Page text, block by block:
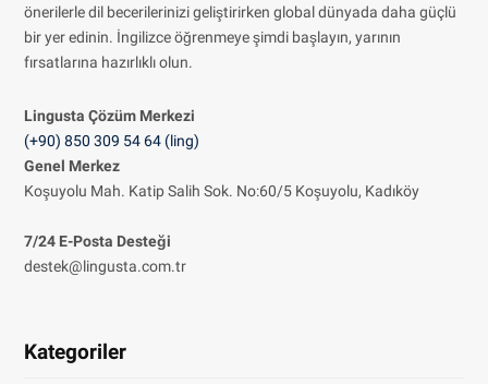
önerilerle dil becerilerinizi geliştirirken global dünyada daha güçlü
bir yer edinin. İngilizce öğrenmeye şimdi başlayın, yarının
fırsatlarına hazırlıklı olun.
Lingusta Çözüm Merkezi
(+90) 850 309 54 64 (ling)
Genel Merkez
Koşuyolu Mah. Katip Salih Sok. No:60/5 Koşuyolu, Kadıköy
7/24 E-Posta Desteği
destek@lingusta.com.tr
Kategoriler